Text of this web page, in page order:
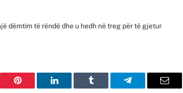
dëmtim të rëndë dhe u hedh në treg për të gjetur
Pinterest LinkedIn Tumblr Telegram Email